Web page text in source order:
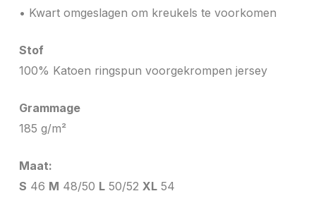
• Kwart omgeslagen om kreukels te voorkomen
Stof
100% Katoen ringspun voorgekrompen jersey
Grammage
185 g/m²
Maat:
S 46 M 48/50 L50/52 XL54